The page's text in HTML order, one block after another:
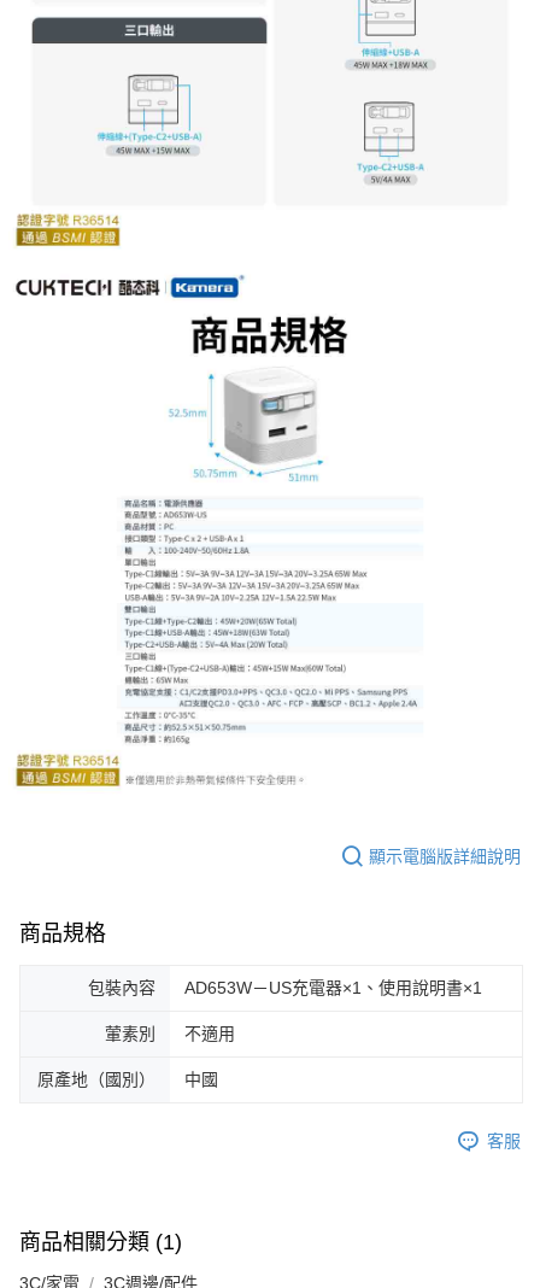
顯示電腦版詳細說明
商品規格
包裝內容 AD653W－US充電器×1、使用說明書×1
葷素別 不適用
原產地（國別） 中國
客服
商品相關分類 (1)
3C/家電 3C週邊/配件